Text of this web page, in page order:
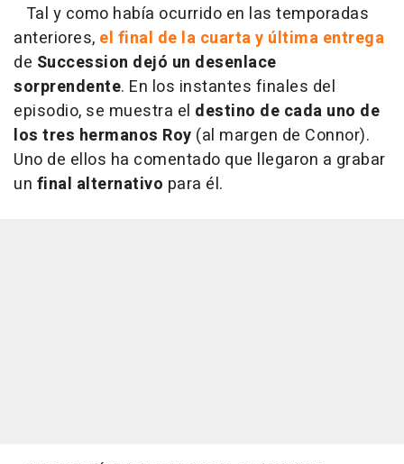
Tal y como había ocurrido en las temporadas
anteriores, el final de la cuarta y última entrega
de Succession dejó un desenlace
sorprendente. En los instantes finales del
episodio, se muestra el destino de cada uno de
los tres hermanos Roy (al margen de Connor).
Uno de ellos ha comentado que llegaron a grabar
un final alternativo para él.